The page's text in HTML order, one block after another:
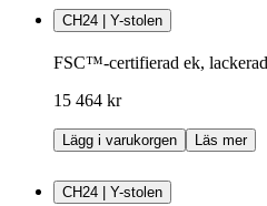
CH24 | Y-stolen
FSC™-certifierad ek,
15 464 kr
Lägg i varukorgen Läs mer
CH24 | Y-stolen